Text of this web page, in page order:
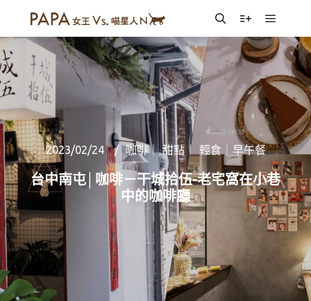
SearchMore info
Main
2023/02/24 咖啡｜ 甜點｜ 輕食｜早午餐
台中南屯│咖啡－干城拾伍-老宅窩在小巷
中的咖啡廳